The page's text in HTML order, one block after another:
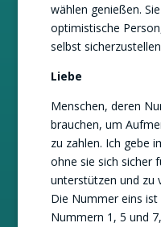
wählen genießen.
optimistische
selbst
Liebe
Menschen, deren
brauchen, um
zu zahlen. Ich gebe
ohne sie sich sicher
unterstützen und zu
Die Nummer eins
Nummern 1, 5 und